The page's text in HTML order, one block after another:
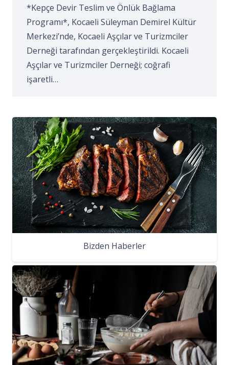
*Kepçe Devir Teslim ve Önlük Bağlama
Programı*, Kocaeli Süleyman Demirel Kültür
Merkezi’nde, Kocaeli Aşçılar ve Turizmciler
Derneği tarafından gerçekleştirildi. Kocaeli
Aşçılar ve Turizmciler Derneği; coğrafi
işaretli…
Bizden Haberler